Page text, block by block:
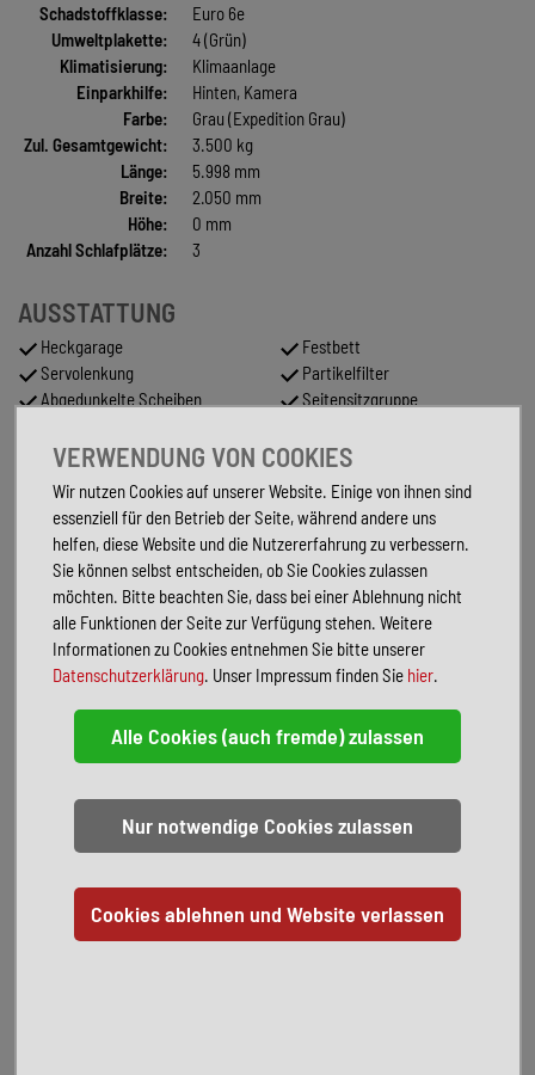
Schadstoffklasse:
Euro 6e
Umweltplakette:
4 (Grün)
Klimatisierung:
Klimaanlage
Einparkhilfe:
Hinten, Kamera
Farbe:
Grau (Expedition Grau)
Zul. Gesamtgewicht:
3.500 kg
Länge:
5.998 mm
Breite:
2.050 mm
Höhe:
0 mm
Anzahl Schlafplätze:
3
AUSSTATTUNG
Heckgarage
Servolenkung
Abgedunkelte Scheiben
ESP
Zentralverriegelung
Tempomat
Navigationssystem
Standheizung
Festbett
Partikelfilter
Seitensitzgruppe
Warmwasser
Doppelbett im Heck
Lederlenkrad
Tuner/Radio
Markise
FAHRZEUGBESCHREIBUNG
Inseratsnummer: 618
Allgemeines:
Modell 2026
Fiat Ducato Chassis
Automatikgetriebe
zGG.: 3.500 kg
Wohnwelt: Grau
Sondermodell: Pro
Sofort verfügbar
VERWENDUNG VON COOKIES
Wir nutzen Cookies auf unserer Website. Einige von ihnen sind
essenziell für den Betrieb der Seite, während andere uns
helfen, diese Website und die Nutzererfahrung zu verbessern.
Sie können selbst entscheiden, ob Sie Cookies zulassen
möchten. Bitte beachten Sie, dass bei einer Ablehnung nicht
alle Funktionen der Seite zur Verfügung stehen. Weitere
Informationen zu Cookies entnehmen Sie bitte unserer
Datenschutzerklärung. Unser Impressum finden Sie hier.